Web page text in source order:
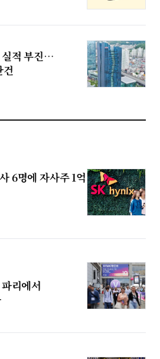
실적 부진…
건
6명에 자사주 1억
리에서